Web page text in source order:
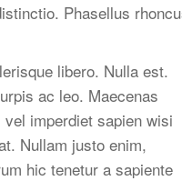
Phasellus
libero. Nulla est.
ac leo. Maecenas
imperdiet sapien wisi
Nullam justo enim,
hic tenetur a sapiente